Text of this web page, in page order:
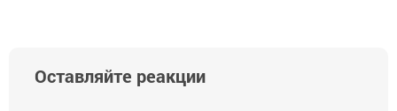
Оставляйте реакции